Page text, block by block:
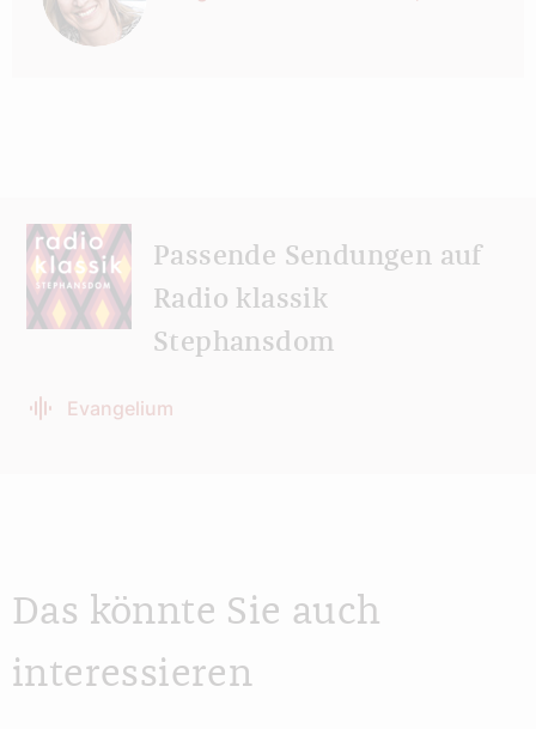
Passende Sendungen auf
Radio klassik
Stephansdom
Evangelium
Das könnte Sie auch
interessieren